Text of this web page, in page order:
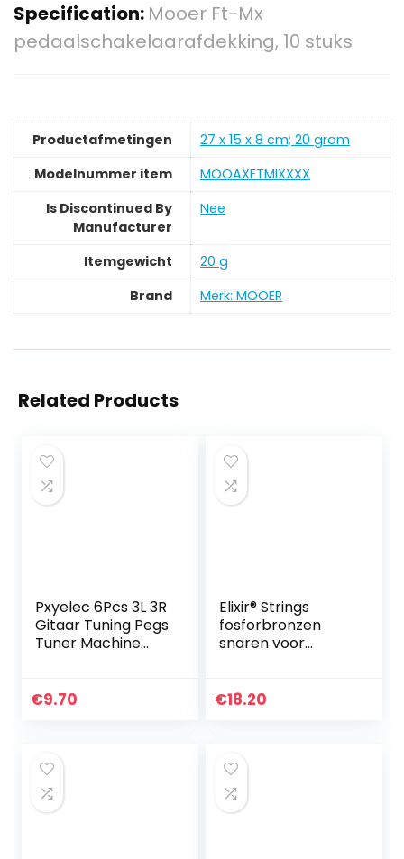
Specification: Mooer Ft-Mx
pedaalschakelaarafdekking, 10 stuks
Productafmetingen
‎27 x 15 x 8 cm; 20 gram
Modelnummer item
‎MOOAXFTMIXXXX
Is Discontinued By
Manufacturer
‎Nee
Itemgewicht
‎20 g
Brand
Merk: MOOER
Related Products
Pxyelec 6Pcs 3L 3R
Gitaar Tuning Pegs
Tuner Machine
Akoestische of
€9.70
Elixir® Strings
fosforbronzen
snaren voor
Coating, licht
€18.20